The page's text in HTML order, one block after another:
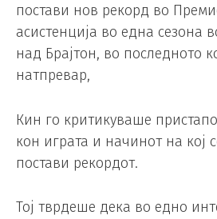
постави нов рекорд во
асистенција во една сезона
над Брајтон, во последното
натпревар,
Кин го критикуваше
кон играта и начинот на кој
постави рекордот.
Тој тврдеше дека во едно